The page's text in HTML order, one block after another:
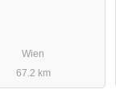
Wien
67.2 km